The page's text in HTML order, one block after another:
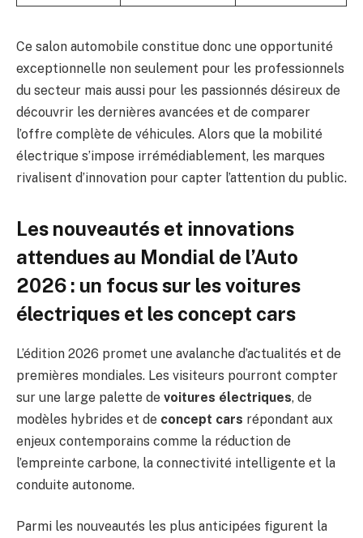
Ce salon automobile constitue donc une opportunité
exceptionnelle non seulement pour les professionnels
du secteur mais aussi pour les passionnés désireux de
découvrir les dernières avancées et de comparer
l’offre complète de véhicules. Alors que la mobilité
électrique s’impose irrémédiablement, les marques
rivalisent d’innovation pour capter l’attention du public.
Les nouveautés et innovations
attendues au Mondial de l’Auto
2026 : un focus sur les voitures
électriques et les concept cars
L’édition 2026 promet une avalanche d’actualités et de
premières mondiales. Les visiteurs pourront compter
sur une large palette de voitures électriques, de
modèles hybrides et de concept cars répondant aux
enjeux contemporains comme la réduction de
l’empreinte carbone, la connectivité intelligente et la
conduite autonome.
Parmi les nouveautés les plus anticipées figurent la